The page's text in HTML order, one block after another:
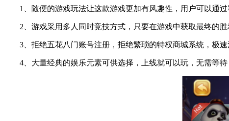
1、随便的游戏玩法让这款游戏更加有风趣性，用户可以通过
2、游戏采用多人同时竞技方式，只要在游戏中获取最终的胜
3、拒绝五花八门账号注册，拒绝繁琐的特权商城系统，极速
4、大量经典的娱乐元素可供选择，上线就可以玩，无需等待